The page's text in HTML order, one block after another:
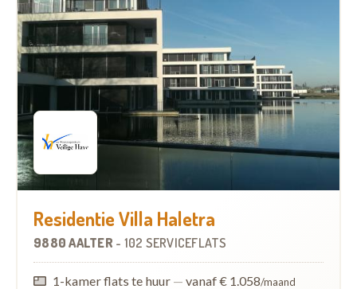
Residentie Villa Haletra
9880 AALTER - 102 SERVICEFLATS
1-kamer flats te huur — vanaf € 1.058/maand